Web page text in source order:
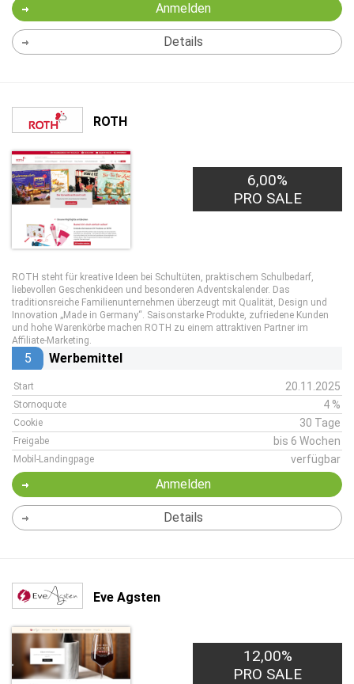
Anmelden
Details
ROTH
6,00%
PRO SALE
ROTH steht für kreative Ideen bei Schultüten, praktischem Schulbedarf,
liebevollen Geschenkideen und besonderen Adventskalender. Das
traditionsreiche Familienunternehmen überzeugt mit Qualität, Design und
Innovation „Made in Germany“. Saisonstarke Produkte, zufriedene Kunden
und hohe Warenkörbe machen ROTH zu einem attraktiven Partner im
Affiliate-Marketing.
5 Werbemittel
Start 20.11.2025
Stornoquote 4 %
Cookie 30 Tage
Freigabe bis 6 Wochen
Mobil-Landingpage verfügbar
Anmelden
Details
Eve Agsten
12,00%
PRO SALE